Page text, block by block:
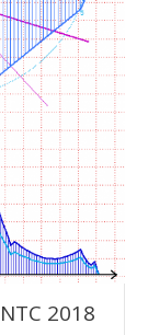
2018